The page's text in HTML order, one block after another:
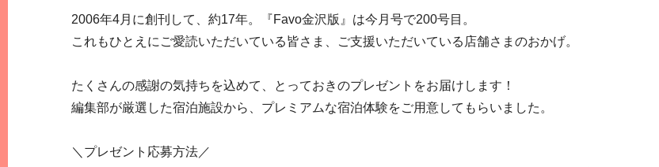
2006年4月に創刊して、約17年。『Favo金沢版』は今月号で200号目。
これもひとえにご愛読いただいている皆さま、ご支援いただいている店舗さまのおかげ。
たくさんの感謝の気持ちを込めて、とっておきのプレゼントをお届けします！
編集部が厳選した宿泊施設から、プレミアムな宿泊体験をご用意してもらいました。
＼プレゼント応募方法／